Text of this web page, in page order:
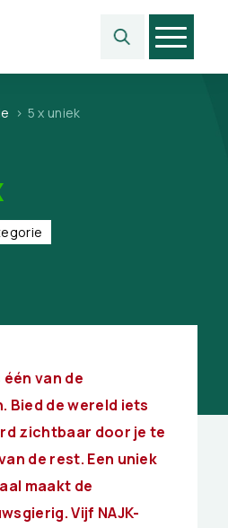
> 5 x uniek
van de
de wereld iets
zichtbaar door je te
de rest. Een uniek
maakt de
Vijf NAJK-